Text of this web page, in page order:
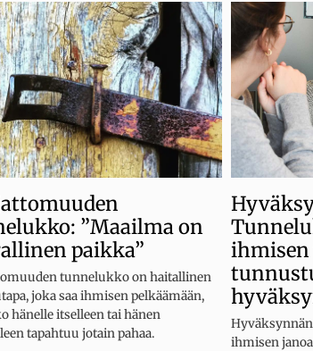
”Maailma on
paikka”
tunnelukko on haitallinen
joka saa ihmisen pelkäämään,
hänelle itselleen tai hänen
tapahtuu jotain pahaa.
ihmisen